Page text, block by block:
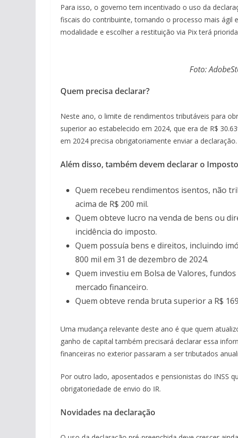
Para isso, o governo tem incentivado o uso da
fiscais do contribuinte, tornando o processo mais ágil
modalidade e escolher a restituição via Pix terá
Foto:
Quem precisa declarar?
Neste ano, o limite de rendimentos tributáveis para
superior ao estabelecido em 2024, que era de R$
em 2024 precisa obrigatoriamente enviar a declaração.
Além disso, também devem declarar o
Quem recebeu rendimentos isentos, não
acima de R$ 200 mil.
Quem obteve lucro na venda de bens ou
incidência do imposto.
Quem possuía bens e direitos, incluindo
800 mil em 31 de dezembro de 2024.
Quem investiu em Bolsa de Valores,
mercado financeiro.
Quem obteve renda bruta superior a R$
Uma mudança relevante deste ano é que quem
ganho de capital também precisará declarar essa
financeiras no exterior passaram a ser tributados
Por outro lado, aposentados e pensionistas do INSS
obrigatoriedade de envio do IR.
Novidades na declaração